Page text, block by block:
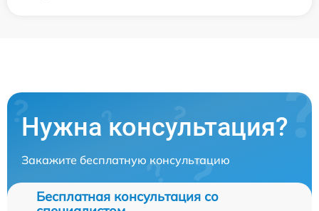
Нужна консультация?
Закажите бесплатную консультацию
Бесплатная консультация со